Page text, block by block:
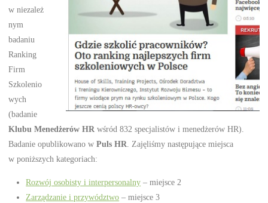
w niezależ
nym
badaniu
Ranking
Firm
Szkolenio
wych
(badanie
Klubu Menedżerów HR wśród 832 specjalistów i menedżerów HR).
Badanie opublikowano wPuls HR . Zajęliśmy następujące miejsca
w poniższych kategoriach:
Rozwój osobisty i interpersonalny – miejsce 2
Zarządzanie i przywództwo – miejsce 3